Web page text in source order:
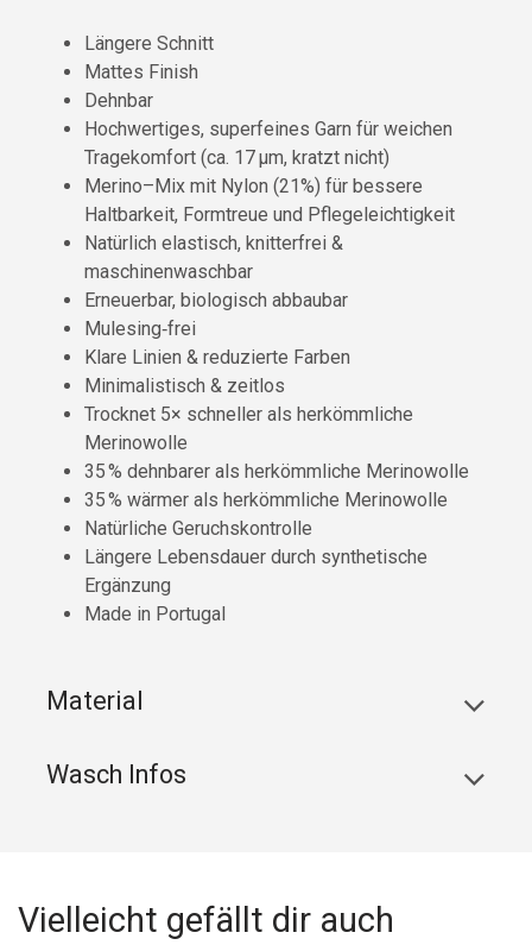
Längere Schnitt
Mattes Finish
Dehnbar
Hochwertiges, superfeines Garn für weichen
Tragekomfort (ca. 17 µm, kratzt nicht)
Merino–Mix mit Nylon (21%) für bessere
Haltbarkeit, Formtreue und Pflegeleichtigkeit
Natürlich elastisch, knitterfrei &
maschinenwaschbar
Erneuerbar, biologisch abbaubar
Mulesing‑frei
Klare Linien & reduzierte Farben
Minimalistisch & zeitlos
Trocknet 5× schneller als herkömmliche
Merinowolle
35 % dehnbarer als herkömmliche Merinowolle
35 % wärmer als herkömmliche Merinowolle
Natürliche Geruchskontrolle
Längere Lebensdauer durch synthetische
Ergänzung
Made in Portugal
Material
Wasch Infos
Vielleicht gefällt dir auch